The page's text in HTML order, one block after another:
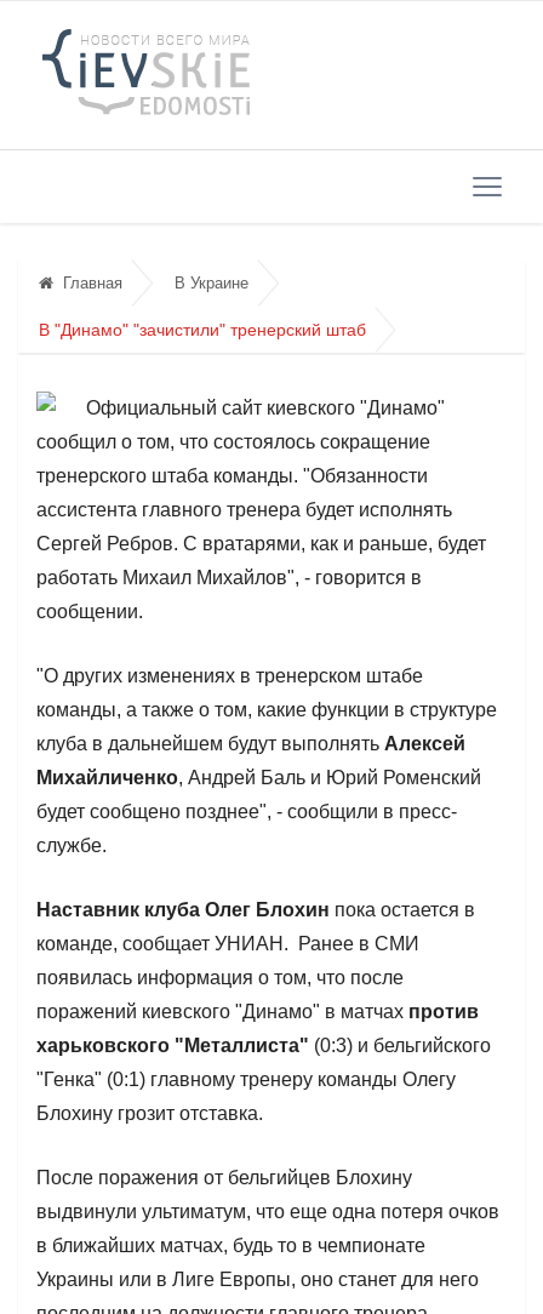
Главная В Украине
В "Динамо" "зачистили" тренерский штаб
Официальный сайт киевского "Динамо"
сообщил о том, что состоялось сокращение
тренерского штаба команды. "Обязанности
ассистента главного тренера будет исполнять
Сергей Ребров. С вратарями, как и раньше, будет
работать Михаил Михайлов", - говорится в
сообщении.
"О других изменениях в тренерском штабе
команды, а также о том, какие функции в структуре
клуба в дальнейшем будут выполнять Алексей
Михайличенко, Андрей Баль и Юрий Роменский
будет сообщено позднее", - сообщили в пресс-
службе.
Наставник клуба Олег Блохин пока остается в
команде, сообщает УНИАН. Ранее в СМИ
появилась информация о том, что после
поражений киевского "Динамо" в матчах против
харьковского "Металлиста" (0:3) и бельгийского
"Генка" (0:1) главному тренеру команды Олегу
Блохину грозит отставка.
После поражения от бельгийцев Блохину
выдвинули ультиматум, что еще одна потеря очков
в ближайших матчах, будь то в чемпионате
Украины или в Лиге Европы, оно станет для него